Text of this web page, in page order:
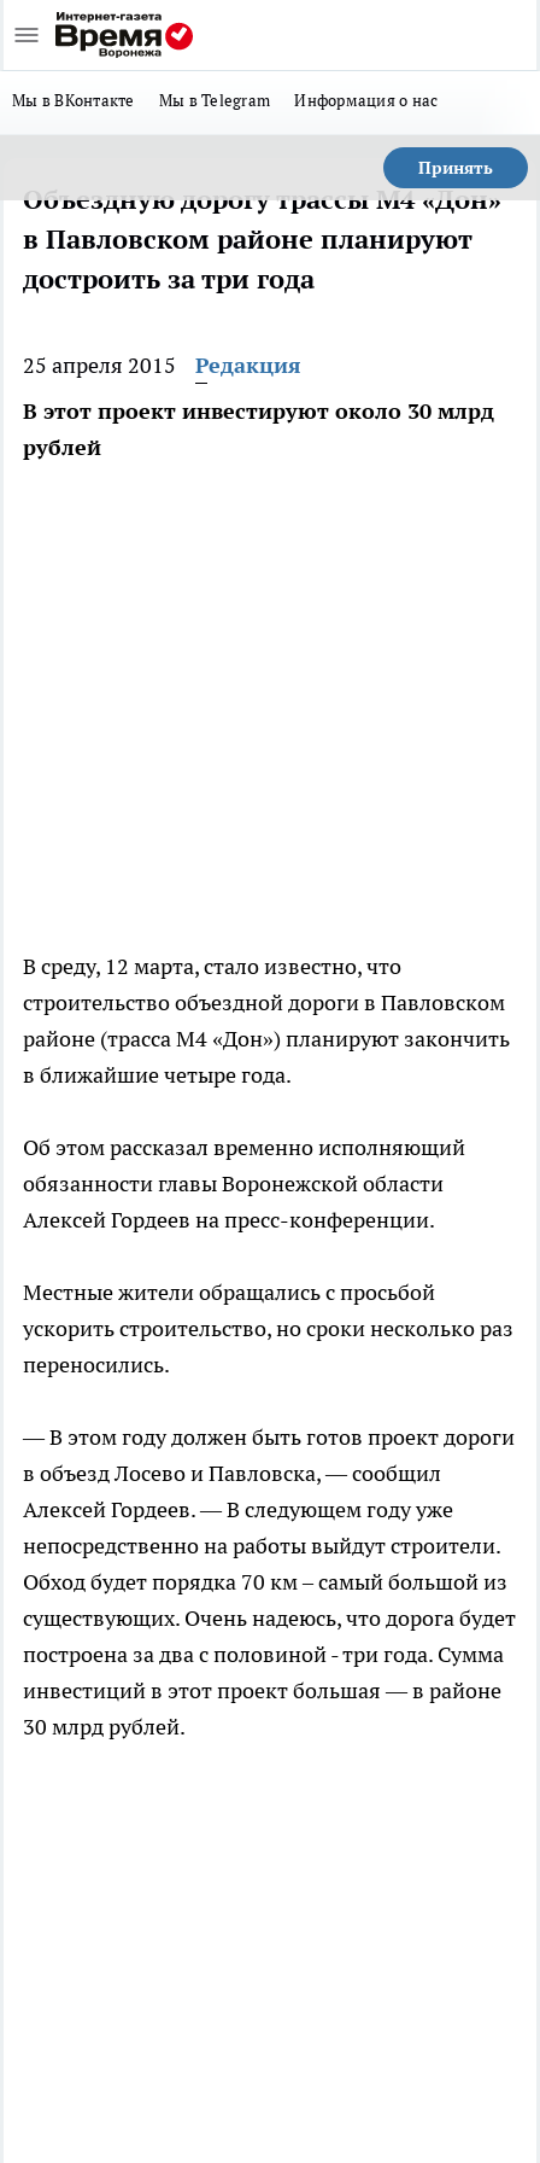
Мы в ВКонтакте Мы в Telegram Информация о нас
Принять
Объездную дорогу трассы М4 «Дон»
в Павловском районе планируют
достроить за три года
25 апреля 2015
Редакция
В этот проект инвестируют около 30 млрд
рублей
В среду, 12 марта, стало известно, что
строительство объездной дороги в Павловском
районе (трасса М4 «Дон») планируют закончить
в ближайшие четыре года.
Об этом рассказал временно исполняющий
обязанности главы Воронежской области
Алексей Гордеев на пресс-конференции.
Местные жители обращались с просьбой
ускорить строительство, но сроки несколько раз
переносились.
— В этом году должен быть готов проект дороги
в объезд Лосево и Павловска, — сообщил
Алексей Гордеев. — В следующем году уже
непосредственно на работы выйдут строители.
Обход будет порядка 70 км – самый большой из
существующих. Очень надеюсь, что дорога будет
построена за два с половиной - три года. Сумма
инвестиций в этот проект большая — в районе
30 млрд рублей.